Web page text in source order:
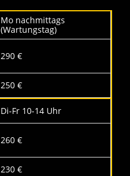
Mo nachmittags
(Wartungstag)
290 €
250 €
Di-Fr 10-14 Uhr
260 €
230 €